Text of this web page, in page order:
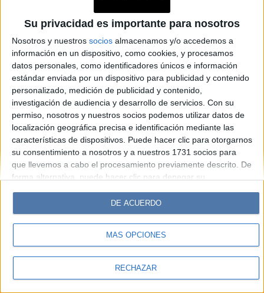
Su privacidad es importante para nosotros
Nosotros y nuestros socios almacenamos y/o accedemos a
información en un dispositivo, como cookies, y procesamos
datos personales, como identificadores únicos e información
estándar enviada por un dispositivo para publicidad y contenido
personalizado, medición de publicidad y contenido,
investigación de audiencia y desarrollo de servicios. Con su
permiso, nosotros y nuestros socios podemos utilizar datos de
localización geográfica precisa e identificación mediante las
características de dispositivos. Puede hacer clic para otorgarnos
su consentimiento a nosotros y a nuestros 1731 socios para
que llevemos a cabo el procesamiento previamente descrito. De
forma alternativa, puede hacer clic para denegar su
cambiar sus preferencias antes de otorgar su consentimiento.
Tenga en cuenta que algún procesamiento de sus datos
personales puede no requerir de su consentimiento, pero usted
tiene el derecho de rechazar tal procesamiento. Sus
sus preferencias o retirar su consentimiento en cualquier
MÁS OPCIONES
RECHAZAR
DE ACUERDO
Weekend Parabrisas
Look
Luz Mía Lunateen Break BATimes
© Perfil.com 2006-2019 - Todos los derechos reservados
Registro de Propiedad Intelectual: Nro. 5346433